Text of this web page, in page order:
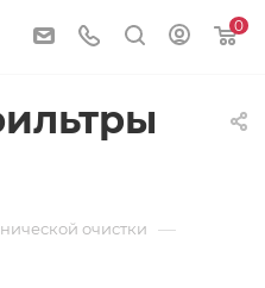
0
очистки —